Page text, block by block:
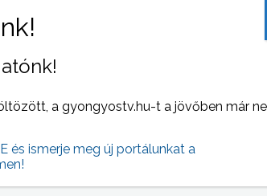
és térségét elkerülte az a
a gyongyostv.hu-t a jövőben már
és ismerje meg új portálunkat a